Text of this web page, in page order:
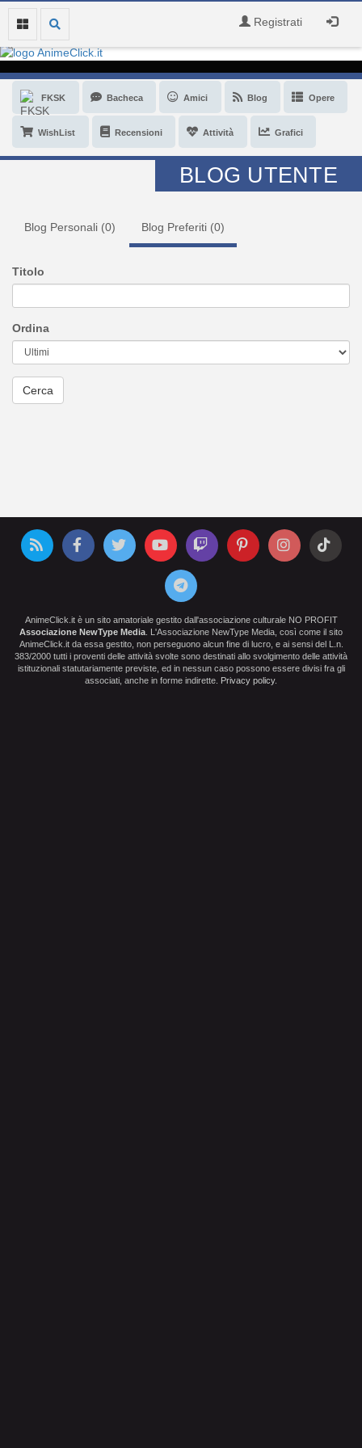
Registrati
FKSK Bacheca Amici Blog Opere
WishList Recensioni Attività Grafici
BLOG UTENTE
Blog Personali (0) Blog Preferiti (0)
Titolo
Ordina
AnimeClick.it è un sito amatoriale gestito dall'associazione culturale NO PROFIT
Associazione NewType Media . L'Associazione NewType Media, così come il sito
AnimeClick.it da essa gestito, non perseguono alcun fine di lucro, e ai sensi del L.n.
383/2000 tutti i proventi delle attività svolte sono destinati allo svolgimento delle attività
istituzionali statutariamente previste, ed in nessun caso possono essere divisi fra gli
associati, anche in forme indirette.
Privacy policy.